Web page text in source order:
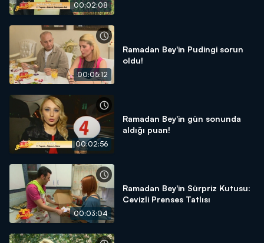
00:02:08
00:05:12
Ramadan Bey'in Pudingi sorun
oldu!
00:02:56
Ramadan Bey'in gün sonunda
aldığı puan!
00:03:04
Ramadan Bey'in Sürpriz Kutusu:
Cevizli Prenses Tatlısı